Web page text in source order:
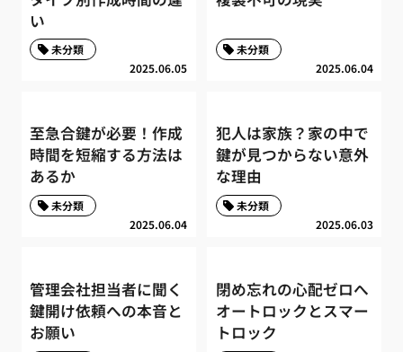
い
2025.06.05
未分類
2025.06.04
未分類
至急合鍵が必要！作成
時間を短縮する方法は
あるか
2025.06.04
未分類
犯人は家族？家の中で
鍵が見つからない意外
な理由
2025.06.03
未分類
管理会社担当者に聞く
鍵開け依頼への本音と
お願い
閉め忘れの心配ゼロへ
オートロックとスマー
トロック